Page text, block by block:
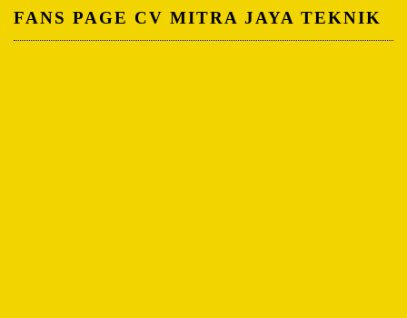
FANS PAGE CV MITRA JAYA TEKNIK